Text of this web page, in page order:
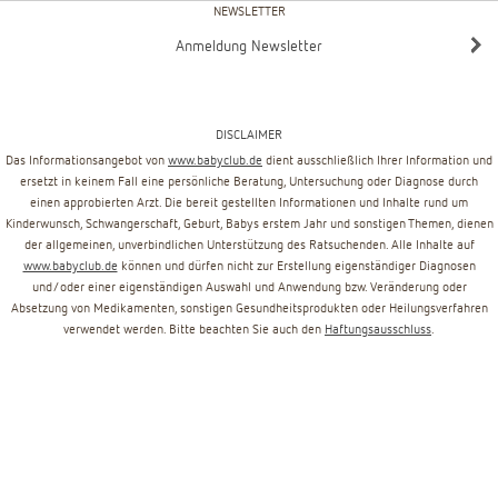
NEWSLETTER
Anmeldung Newsletter
DISCLAIMER
Das Informationsangebot von www.babyclub.de dient ausschließlich Ihrer Information und
ersetzt in keinem Fall eine persönliche Beratung, Untersuchung oder Diagnose durch
einen approbierten Arzt. Die bereit gestellten Informationen und Inhalte rund um
Kinderwunsch, Schwangerschaft, Geburt, Babys erstem Jahr und sonstigen Themen, dienen
der allgemeinen, unverbindlichen Unterstützung des Ratsuchenden. Alle Inhalte auf
www.babyclub.de können und dürfen nicht zur Erstellung eigenständiger Diagnosen
und/oder einer eigenständigen Auswahl und Anwendung bzw. Veränderung oder
Absetzung von Medikamenten, sonstigen Gesundheitsprodukten oder Heilungsverfahren
verwendet werden. Bitte beachten Sie auch den Haftungsausschluss.